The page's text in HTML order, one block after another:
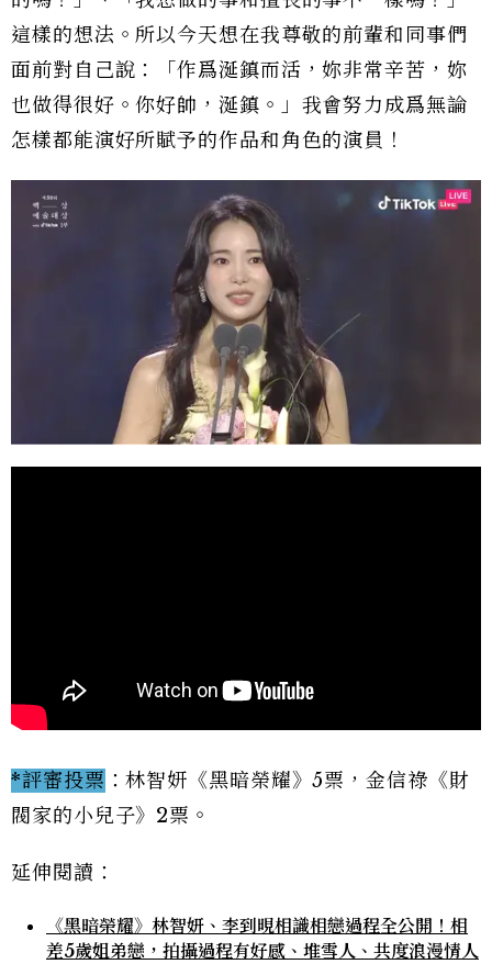
這樣的想法。所以今天想在我尊敬的前輩和同事們
面前對自己說：「作爲涎鎮而活，妳非常辛苦，妳
也做得很好。你好帥，涎鎮。」我會努力成爲無論
怎樣都能演好所賦予的作品和角色的演員！
*評審投票 ：林智妍《黑暗榮耀》5票，金信祿《財
閥家的小兒子》2票。
延伸閱讀：
《黑暗榮耀》林智妍、李到晛相識相戀過程全公開！相
差5歲姐弟戀，拍攝過程有好感、堆雪人、共度浪漫情人